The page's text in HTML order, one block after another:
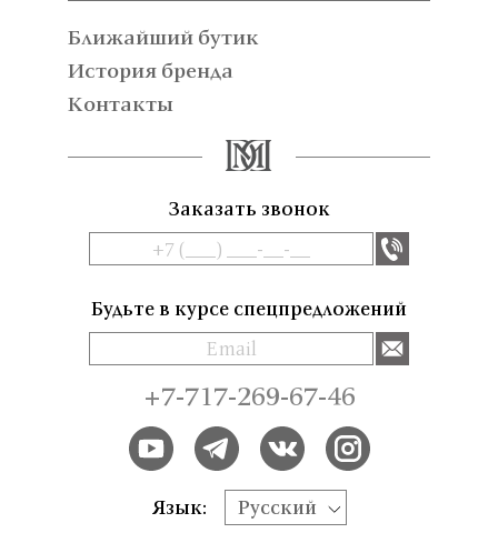
Ближайший бутик
История бренда
Контакты
Заказать звонок
Будьте в курсе спецпредложений
+7-717-269-67-46
Язык: Русский